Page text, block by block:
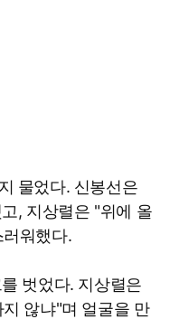
물었다. 신봉선은
, 지상렬은 "위에 올
워했다.
벗었다. 지상렬은
않냐"며 얼굴을 만